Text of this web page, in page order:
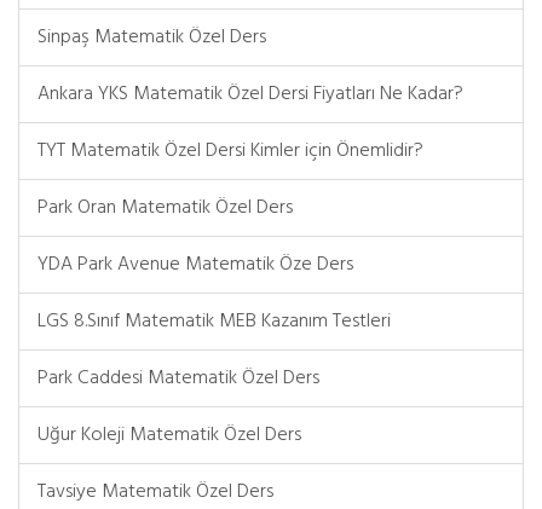
Sinpaş Matematik Özel Ders
Ankara YKS Matematik Özel Dersi Fiyatları Ne Kadar?
TYT Matematik Özel Dersi Kimler için Önemlidir?
Park Oran Matematik Özel Ders
YDA Park Avenue Matematik Öze Ders
LGS 8.Sınıf Matematik MEB Kazanım Testleri
Park Caddesi Matematik Özel Ders
Uğur Koleji Matematik Özel Ders
Tavsiye Matematik Özel Ders